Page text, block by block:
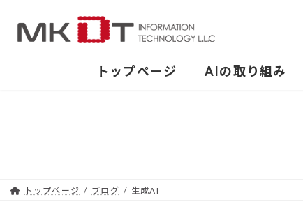
content
Navigation
トップページ AIの取り組み
トップページ ブログ 生成AI